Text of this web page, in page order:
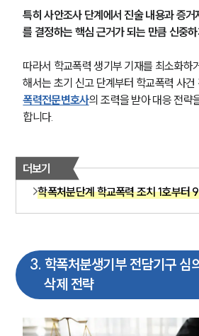
특히 사안조사 단계에서 진술 내용과 증거
를 결정하는 핵심 근거가 되는 만큼 신중
따라서 학교폭력 생기부 기재를 최소화하
해서는 초기 신고 단계부터 학교폭력 사
폭력전문변호사의 조력을 받아 대응 전략
합니다.
더보기
학폭처분단계 학교폭력 조치 1호부터
3. 학폭처분생기부 전담기구 심
삭제 전략